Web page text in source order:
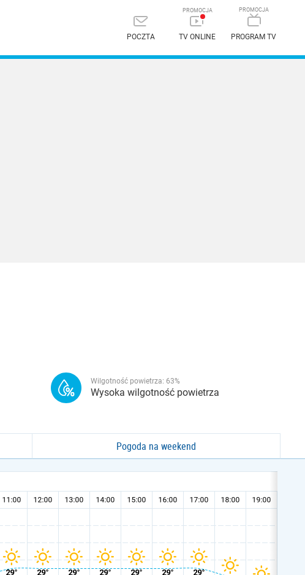
POCZTA TV ONLINE PROGRAM TV
Wilgotność powietrza: 63%
Wysoka wilgotność powietrza
Pogoda na weekend